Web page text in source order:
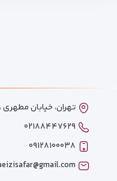
تهران، خیابان مطهری ،
۰۲۱۸۸۴۴۷۶۲۹
۰۹۱۲۸۱۰۰۰۳۸